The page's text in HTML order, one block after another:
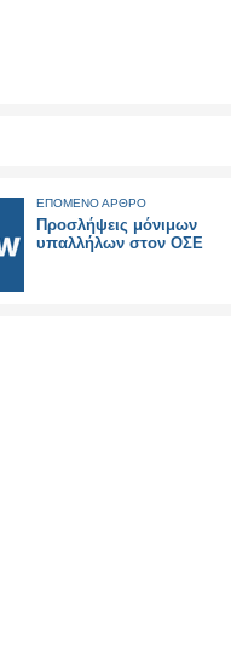
ΕΠΟΜΕΝΟ ΑΡΘΡΟ
Προσλήψεις μόνιμων
υπαλλήλων στον ΟΣΕ